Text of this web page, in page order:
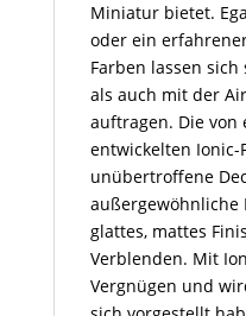
Miniatur bietet.
oder ein
Farben lassen
als auch mit der
auftragen. Die von
entwickelten
unübertroffene
außergewöhnliche
glattes, mattes
Verblenden. Mit
Vergnügen und